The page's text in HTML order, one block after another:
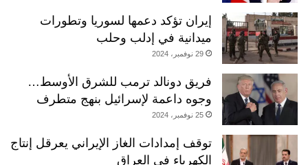
إيران تؤكد دعمها لسوريا وتطورات
ميدانية في إدلب وحلب
29 نوفمبر، 2024
فريق دونالد ترمب للشرق الأوسط…
وجوه داعمة لإسرائيل بنهج متطرف
25 نوفمبر، 2024
توقف إمدادات الغاز الإيراني يعرقل إنتاج
الكهرباء في العراق